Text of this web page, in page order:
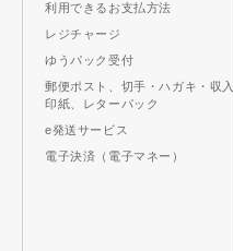
利用できるお支払方法
レジチャージ
ゆうパック受付
郵便ポスト、切手・ハガキ・収入
印紙、レターパック
e発送サービス
電子決済（電子マネー）